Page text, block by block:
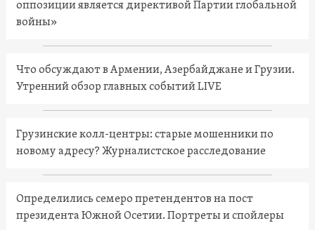
оппозиции является директивой Партии глобальной
войны»
Что обсуждают в Армении, Азербайджане и Грузии.
Утренний обзор главных событий LIVE
Грузинские колл-центры: старые мошенники по
новому адресу? Журналистское расследование
Определились семеро претендентов на пост
президента Южной Осетии. Портреты и спойлеры